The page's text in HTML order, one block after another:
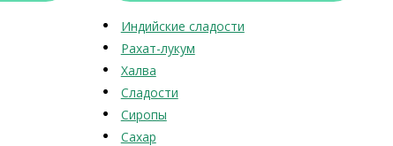
Индийские сладости
Рахат-лукум
Халва
Сладости
Сиропы
Сахар